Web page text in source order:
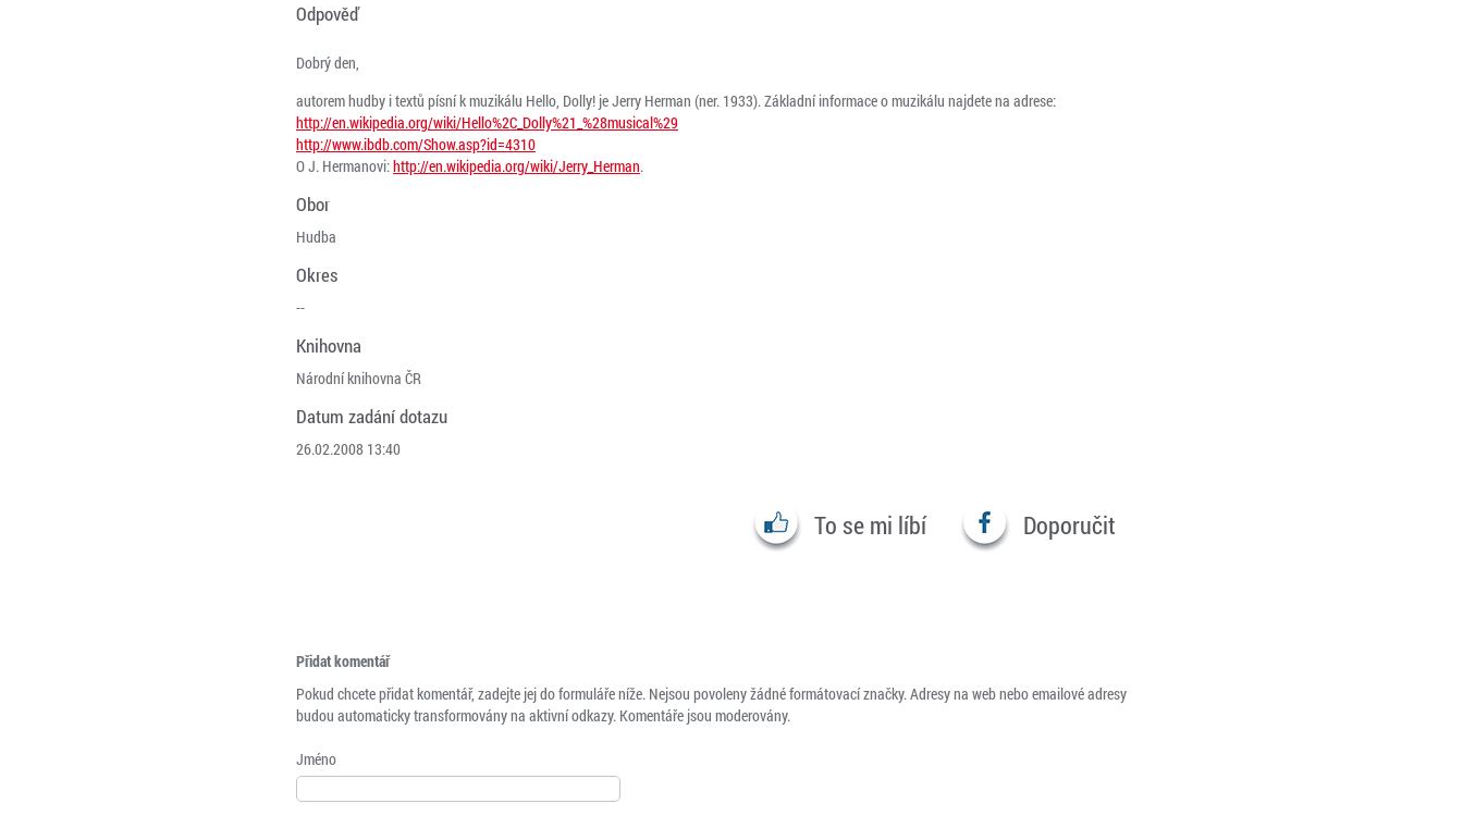
Odpověď
Dobrý den,
autorem hudby i textů písní k muzikálu Hello, Dolly! je Jerry Herman (ner. 1933). Základní informace o muzikálu najdete na adrese:
http://en.wikipedia.org/wiki/Hello%2C_Dolly%21_%28musical%29
http://www.ibdb.com/Show.asp?id=4310
O J. Hermanovi:http://en.wikipedia.org/wiki/Jerry_Herman.
Obor
Hudba
Okres
--
Knihovna
Národní knihovna ČR
Datum zadání dotazu
26.02.2008 13:40
To se mi líbí Doporučit
Přidat komentář
Pokud chcete přidat komentář, zadejte jej do formuláře níže. Nejsou povoleny žádné formátovací značky. Adresy na web nebo emailové adresy
budou automaticky transformovány na aktivní odkazy. Komentáře jsou moderovány.
Jméno